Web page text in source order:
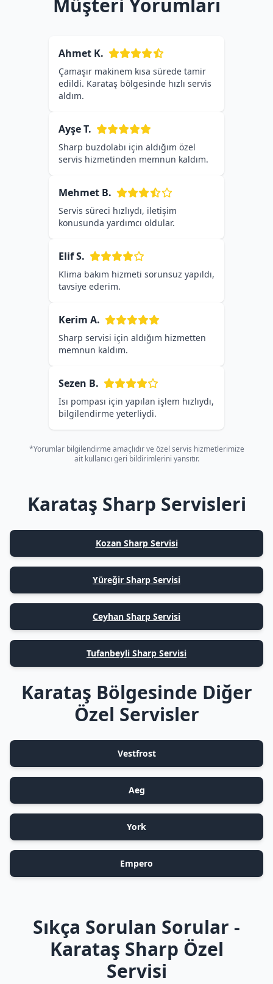
Müşteri Yorumları
Ahmet K.
Çamaşır makinem kısa sürede tamir
edildi. Karataş bölgesinde hızlı servis
aldım.
Ayşe T.
Sharp buzdolabı için aldığım özel
servis hizmetinden memnun kaldım.
Mehmet B.
Servis süreci hızlıydı, iletişim
konusunda yardımcı oldular.
Elif S.
Klima bakım hizmeti sorunsuz yapıldı,
tavsiye ederim.
Kerim A.
Sharp servisi için aldığım hizmetten
memnun kaldım.
Sezen B.
Isı pompası için yapılan işlem hızlıydı,
bilgilendirme yeterliydi.
*Yorumlar bilgilendirme amaçlıdır ve özel servis hizmetlerimize
ait kullanıcı geri bildirimlerini yansıtır.
Karataş Sharp Servisleri
Kozan Sharp Servisi
Yüreğir Sharp Servisi
Ceyhan Sharp Servisi
Tufanbeyli Sharp Servisi
Karataş Bölgesinde Diğer
Özel Servisler
Vestfrost
Aeg
York
Empero
Sıkça Sorulan Sorular -
Karataş Sharp Özel
Servisi